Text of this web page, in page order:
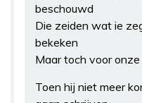
beschouwd
Die zeiden wat ie
bekeken
Maar toch voor
Toen hij niet meer